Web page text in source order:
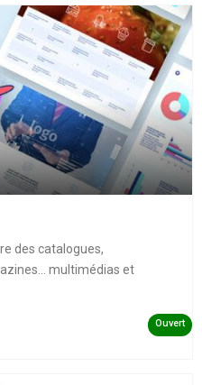
des catalogues,
multimédias et
Ouvert